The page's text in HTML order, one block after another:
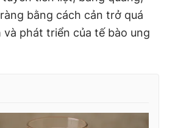
bằng cách cản trở quá
phát triển của tế bào ung